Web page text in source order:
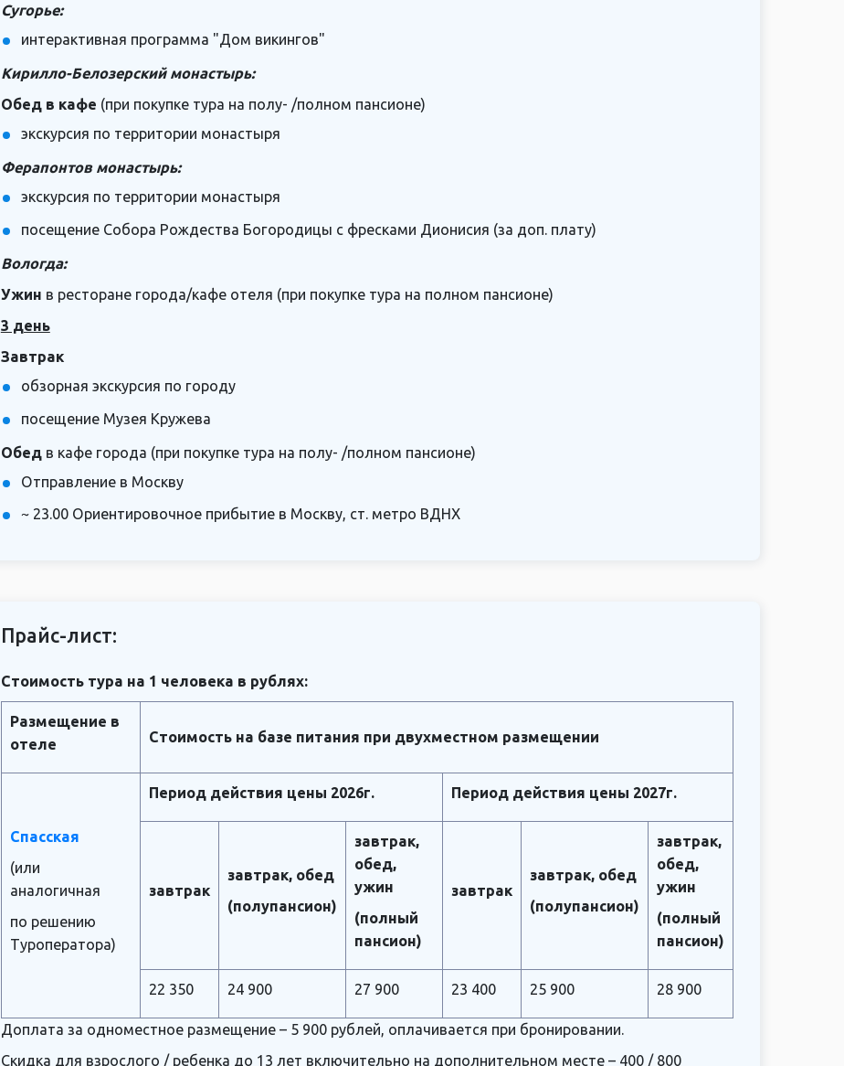
Сугорье:
интерактивная программа "Дом викингов"
Кирилло-Белозерский монастырь:
Обед в кафе (при покупке тура на полу- /полном пансионе)
экскурсия по территории монастыря
Ферапонтов монастырь:
экскурсия по территории монастыря
посещение Собора Рождества Богородицы с фресками Дионисия (за доп. плату)
Вологда:
Ужин в ресторане города/кафе отеля (при покупке тура на полном пансионе)
3 день
Завтрак
обзорная экскурсия по городу
посещение Музея Кружева
Обедв кафе города (при покупке тура на полу- /полном пансионе)
Отправление в Москву
~ 23.00 Ориентировочное прибытие в Москву, ст. метро ВДНХ
Прайс-лист:
Стоимость тура на 1 человека в рублях:
Размещение в
отеле
Стоимость на базе питания при двухместном размещении
Спасская
(или
аналогичная
по решению
Туроператора)
Период действия цены 2026г. Период действия цены 2027г.
завтрак
завтрак, обед
(полупансион)
завтрак,
обед,
ужин
(полный
пансион)
завтрак
завтрак, обед
(полупансион)
завтрак,
обед,
ужин
(полный
пансион)
22 350 24 900 27 900 23 400 25 900 28 900
Доплата за одноместное размещение – 5 900 рублей, оплачивается при бронировании.
Скидка для взрослого / ребенка до 13 лет включительно на дополнительном месте – 400 / 800